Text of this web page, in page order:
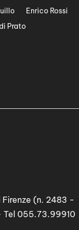
Enrico Rossi
Prato
(n. 2483 -
Tel 055.73.99910